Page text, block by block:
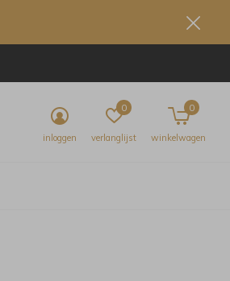
inloggen verlanglijst
0
winkelwagen
0